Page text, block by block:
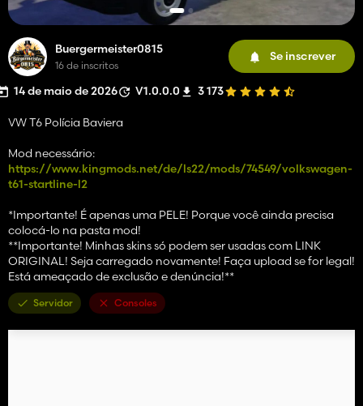
Buergermeister0815
16 de inscritos
Se inscrever
14 de maio de 2026 V1.0.0.0 3 173
VW T6 Polícia Baviera
Mod necessário:
https://www.kingmods.net/de/ls22/mods/74549/volkswagen-
t61-startline-l2
*Importante! É apenas uma PELE! Porque você ainda precisa
colocá-lo na pasta mod!
**Importante! Minhas skins só podem ser usadas com LINK
ORIGINAL! Seja carregado novamente! Faça upload se for legal!
Está ameaçado de exclusão e denúncia!**
Servidor Consoles